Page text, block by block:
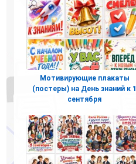
Мотивирующие плакаты
(постеры) на День знаний к 1
сентября